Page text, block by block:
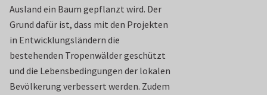
Ausland ein Baum gepflanzt wird. Der
Grund dafür ist, dass mit den Projekten
in Entwicklungsländern die
bestehenden Tropenwälder geschützt
und die Lebensbedingungen der lokalen
Bevölkerung verbessert werden. Zudem